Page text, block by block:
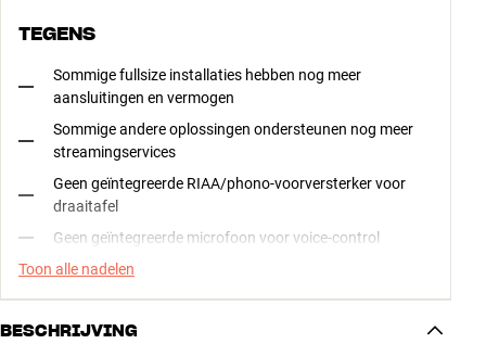
TEGENS
Sommige fullsize installaties hebben nog meer
aansluitingen en vermogen
Sommige andere oplossingen ondersteunen nog meer
streamingservices
Geen geïntegreerde RIAA/phono-voorversterker voor
draaitafel
Geen geïntegreerde microfoon voor voice-control
Toon alle nadelen
BESCHRIJVING